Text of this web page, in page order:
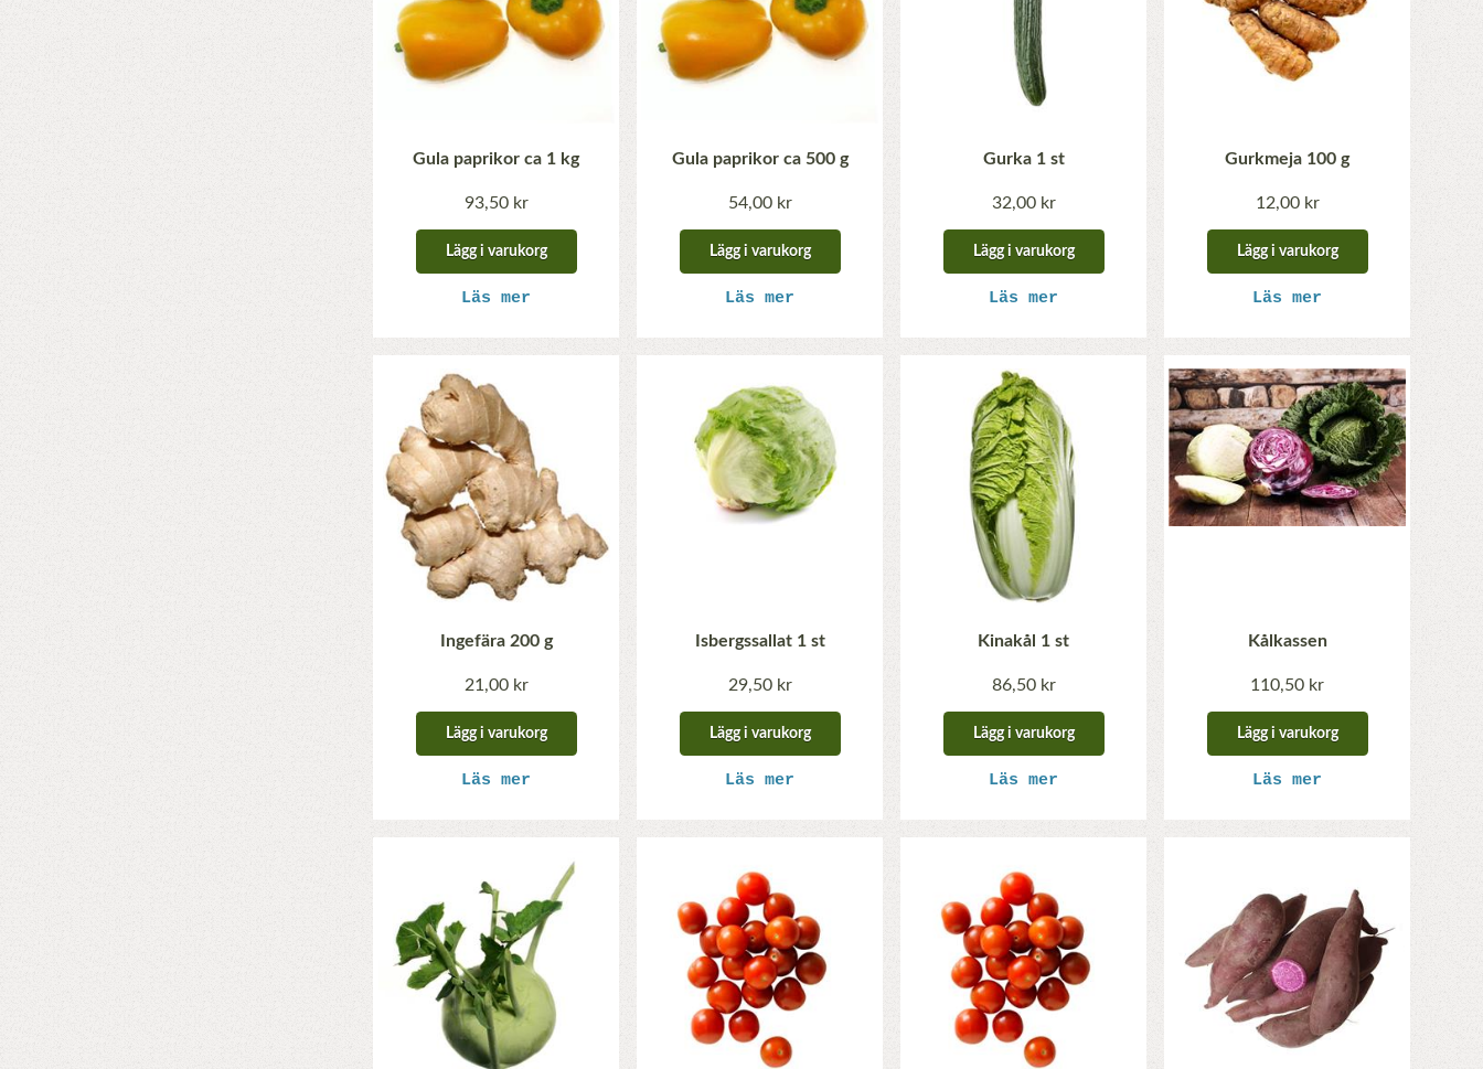
Gula paprikor ca 1 kg
93,50 kr
Lägg i varukorg
Läs mer
Gula paprikor ca 500 g
54,00 kr
Lägg i varukorg
Läs mer
Gurka 1 st
32,00 kr
Lägg i varukorg
Läs mer
Gurkmeja 100 g
12,00 kr
Lägg i varukorg
Läs mer
Ingefära 200 g
21,00 kr
Lägg i varukorg
Läs mer
Isbergssallat 1 st
29,50 kr
Lägg i varukorg
Läs mer
Kinakål 1 st
86,50 kr
Lägg i varukorg
Läs mer
Kålkassen
110,50 kr
Lägg i varukorg
Läs mer